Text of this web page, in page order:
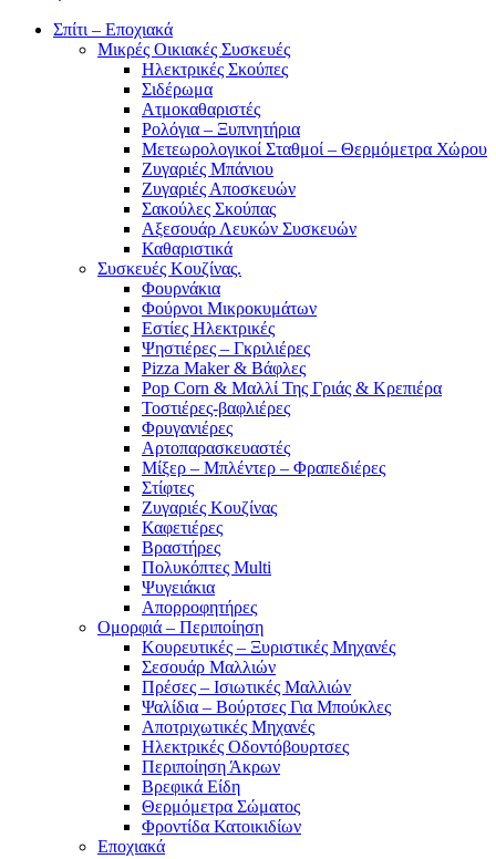
Σπίτι – Εποχιακά
Μικρές Οικιακές Συσκευές
Ηλεκτρικές Σκούπες
Σιδέρωμα
Ατμοκαθαριστές
Ρολόγια – Ξυπνητήρια
Μετεωρολογικοί Σταθμοί – Θερμόμετρα Χώρου
Ζυγαριές Μπάνιου
Ζυγαριές Αποσκευών
Σακούλες Σκούπας
Αξεσουάρ Λευκών Συσκευών
Καθαριστικά
Συσκευές Κουζίνας.
Φουρνάκια
Φούρνοι Μικροκυμάτων
Εστίες Ηλεκτρικές
Ψηστιέρες – Γκριλιέρες
Pizza Maker & Βάφλες
Pop Corn & Μαλλί Της Γριάς & Κρεπιέρα
Τοστιέρες-βαφλιέρες
Φρυγανιέρες
Αρτοπαρασκευαστές
Μίξερ – Μπλέντερ – Φραπεδιέρες
Στίφτες
Ζυγαριές Κουζίνας
Καφετιέρες
Βραστήρες
Πολυκόπτες Multi
Ψυγειάκια
Απορροφητήρες
Ομορφιά – Περιποίηση
Κουρευτικές – Ξυριστικές Μηχανές
Σεσουάρ Μαλλιών
Πρέσες – Ισιωτικές Μαλλιών
Ψαλίδια – Βούρτσες Για Μπούκλες
Αποτριχωτικές Μηχανές
Ηλεκτρικές Οδοντόβουρτσες
Περιποίηση Άκρων
Βρεφικά Είδη
Θερμόμετρα Σώματος
Φροντίδα Κατοικιδίων
Εποχιακά